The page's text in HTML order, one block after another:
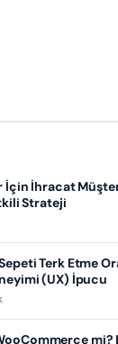
İçin İhracat
Strateji
Terk Etme
(UX) İpucu